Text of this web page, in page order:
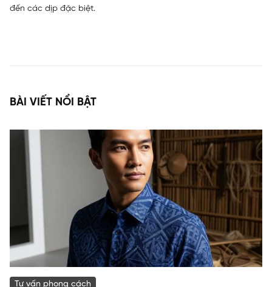
đến các dịp đặc biệt.
BÀI VIẾT NỔI BẬT
Tư vấn phong cách